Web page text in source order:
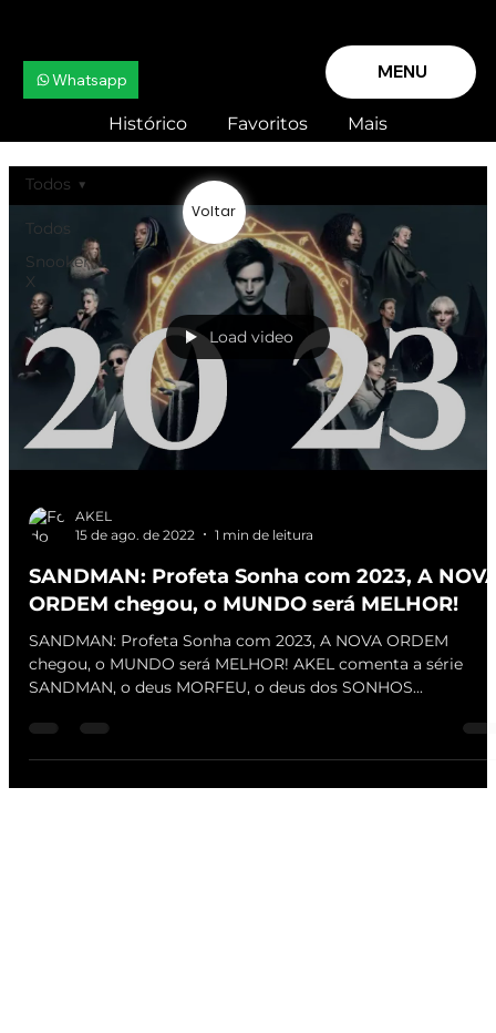
MENU
Whatsapp
Histórico Favoritos Mais
Todos
Snooker
X
Todos
Load video
AKEL
15 de ago. de 2022
1 min de leitura
SANDMAN: Profeta Sonha com 2023, A
ORDEM chegou, o MUNDO será MELHOR!
SANDMAN: Profeta Sonha com 2023, A NOVA ORDEM
chegou, o MUNDO será MELHOR! AKEL comenta a série
SANDMAN, o deus MORFEU, o deus dos SONHOS...
Voltar